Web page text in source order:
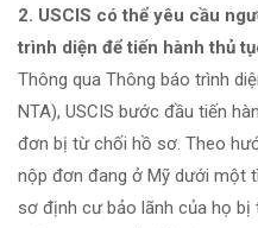
2. USCIS có thể yêu cầu
trình diện để tiến hành thủ
Thông qua Thông báo trình
NTA), USCIS bước đầu tiến
đơn bị từ chối hồ sơ. Theo
nộp đơn đang ở Mỹ dưới một
sơ định cư bảo lãnh của họ bị